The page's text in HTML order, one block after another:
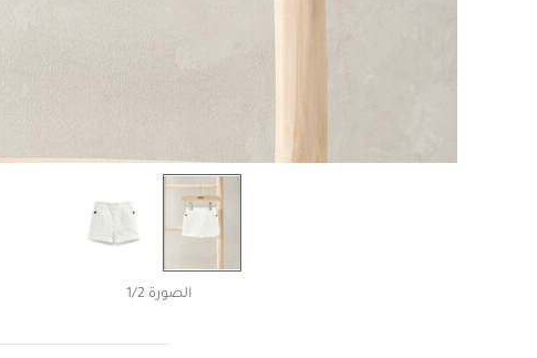
الصورة 1/2